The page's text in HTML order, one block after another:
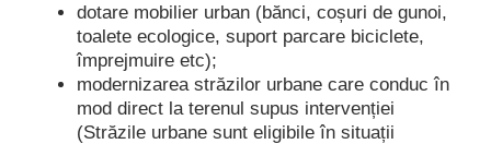
dotare mobilier urban (bănci, coșuri de gunoi,
toalete ecologice, suport parcare biciclete,
împrejmuire etc);
modernizarea străzilor urbane care conduc în
mod direct la terenul supus intervenției
(Străzile urbane sunt eligibile în situații